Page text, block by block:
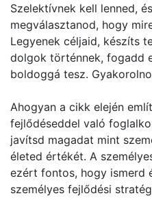
Szelektívnek kell lenned,
megválasztanod, hogy
Legyenek céljaid, készíts
dolgok történnek, fogadd
boldoggá tesz.
Ahogyan a cikk elején
fejlődéseddel való
javítsd magadat mint
életed értékét. A
ezért fontos, hogy ismerd
személyes fejlődési